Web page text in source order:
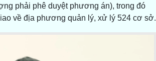
phải phê duyệt phương án), trong đó
về địa phương quản lý, xử lý 524 cơ sở.